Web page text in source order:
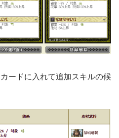
ードに入れて追加スキルの候